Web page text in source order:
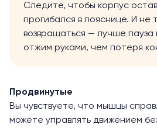
Следите, чтобы корпус
прогибался в пояснице. И не
возвращаться — лучше пауза
отжим руками, чем потеря
Продвинутые
Вы чувствуете, что мышцы
можете управлять движением